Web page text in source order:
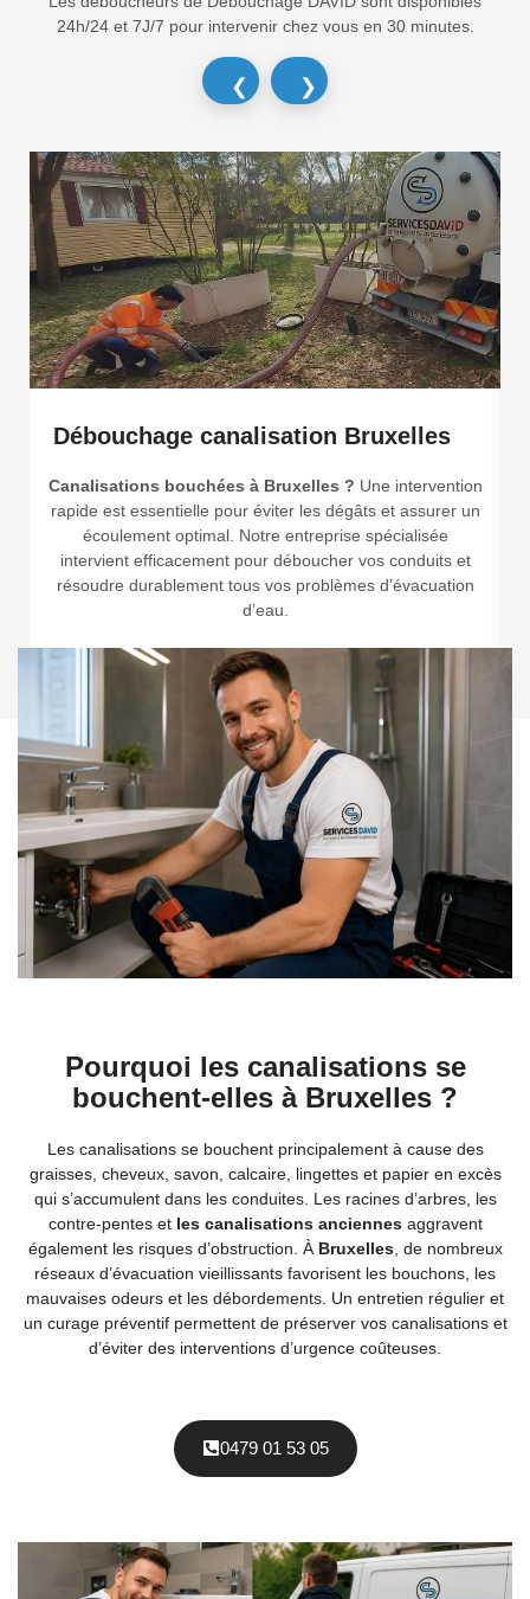
24h/24 et 7J/7 pour intervenir chez vous en 30 minutes.
❮ ❯
Débouchage canalisation Bruxelles
Canalisations bouchées à Bruxelles ? Une intervention
rapide est essentielle pour éviter les dégâts et assurer un
écoulement optimal. Notre entreprise spécialisée
intervient efficacement pour déboucher vos conduits et
résoudre durablement tous vos problèmes d’évacuation
d’eau.
Pourquoi les canalisations se
bouchent-elles à Bruxelles ?
Les canalisations se bouchent principalement à cause des
graisses, cheveux, savon, calcaire, lingettes et papier en excès
qui s’accumulent dans les conduites. Les racines d’arbres, les
contre-pentes et les canalisations anciennesaggravent
également les risques d’obstruction. À Bruxelles, de nombreux
réseaux d’évacuation vieillissants favorisent les bouchons, les
mauvaises odeurs et les débordements. Un entretien régulier et
un curage préventif permettent de préserver vos canalisations et
d’éviter des interventions d’urgence coûteuses.
0479 01 53 05